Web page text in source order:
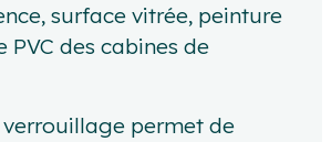
surface vitrée, peinture
PVC des cabines de
permet de